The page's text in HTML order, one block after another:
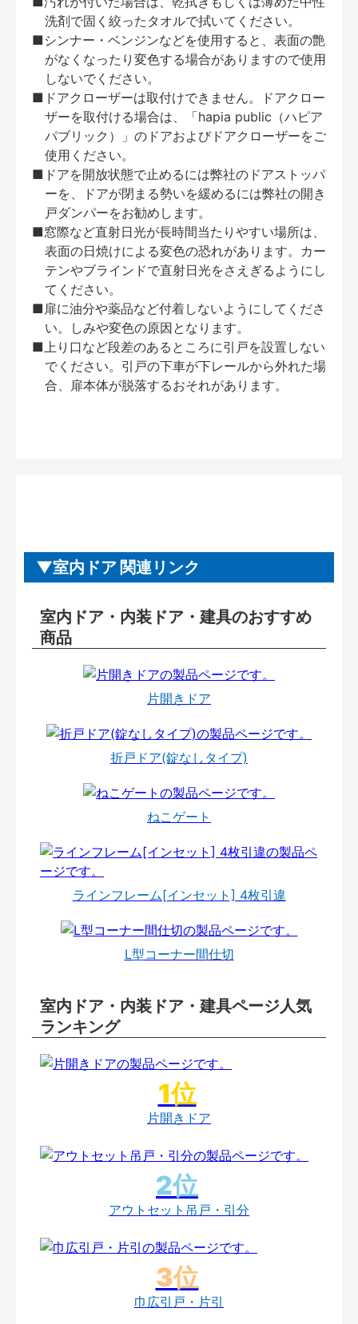
洗剤で固く絞ったタオルで拭いてください。
■シンナー・ベンジンなどを使用すると、表面の艶
がなくなったり変色する場合がありますので使用
しないでください。
■ドアクローザーは取付けできません。ドアクロー
ザーを取付ける場合は、「hapia public（ハピア
パブリック）」のドアおよびドアクローザーをご
使用ください。
■ドアを開放状態で止めるには弊社のドアストッパ
ーを、ドアが閉まる勢いを緩めるには弊社の開き
戸ダンパーをお勧めします。
■窓際など直射日光が長時間当たりやすい場所は、
表面の日焼けによる変色の恐れがあります。カー
テンやブラインドで直射日光をさえぎるようにし
てください。
■扉に油分や薬品など付着しないようにしてくださ
い。しみや変色の原因となります。
■上り口など段差のあるところに引戸を設置しない
でください。引戸の下車が下レールから外れた場
合、扉本体が脱落するおそれがあります。
室内ドア 関連リンク
室内ドア・内装ドア・建具のおすすめ
商品
片開きドア
折戸ドア(錠なしタイプ)
ねこゲート
ラインフレーム[インセット] 4枚引違
L型コーナー間仕切
室内ドア・内装ドア・建具ページ人気
ランキング
片開きドア
アウトセット吊戸・引分
巾広引戸・片引